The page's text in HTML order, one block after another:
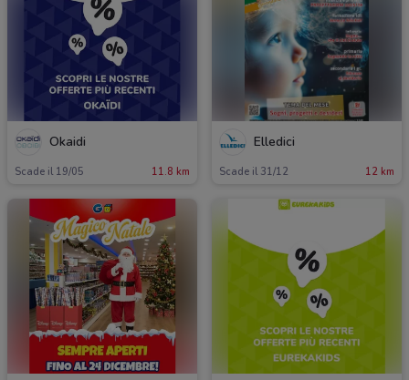
Okaidi
Scade il 19/05 11.8 km
Elledici
Scade il 31/12 12 km